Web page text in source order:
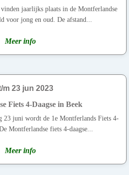
vinden jaarlijks plaats in de Montferlandse
voor jong en oud. De afstand...
Meer info
m 23 jun 2023
Fiets 4-Daagse in Beek
23 juni wordt de 1e Montferlands Fiets 4-
Montferlandse fiets 4-daagse...
Meer info